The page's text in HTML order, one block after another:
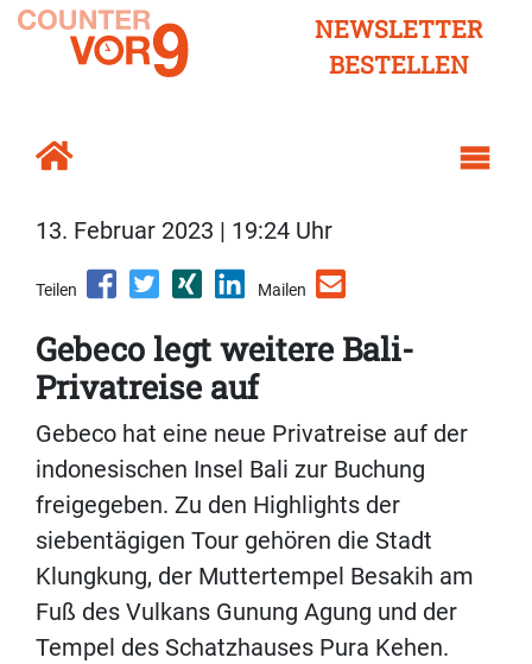
NEWSLETTER
BESTELLEN
13. Februar 2023 | 19:24 Uhr
Teilen Mailen
Gebeco legt weitere Bali-
Privatreise auf
Gebeco hat eine neue Privatreise auf der
indonesischen Insel Bali zur Buchung
freigegeben. Zu den Highlights der
siebentägigen Tour gehören die Stadt
Klungkung, der Muttertempel Besakih am
Fuß des Vulkans Gunung Agung und der
Tempel des Schatzhauses Pura Kehen.